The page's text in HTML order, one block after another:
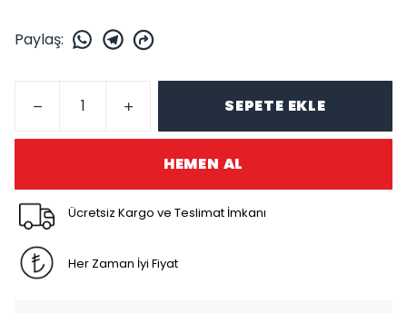
Paylaş:
SEPETE EKLE
HEMEN AL
Ücretsiz Kargo ve Teslimat İmkanı
Her Zaman İyi Fiyat